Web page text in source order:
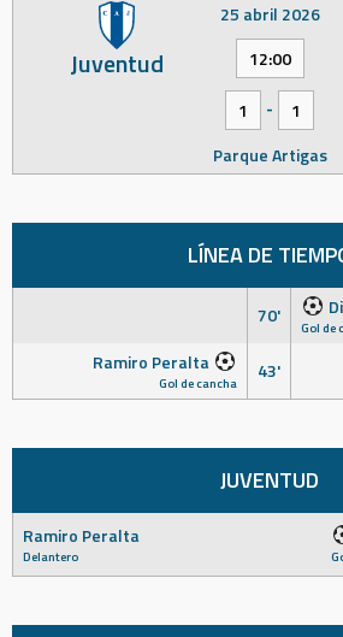
Juventud
25 abril 2026
12:00
1 -
1
Parque Artigas
LÍNEA DE
70' Gol de
Ramiro Peralta
Gol de cancha 43'
JUVENTUD
Ramiro Peralta
Delantero